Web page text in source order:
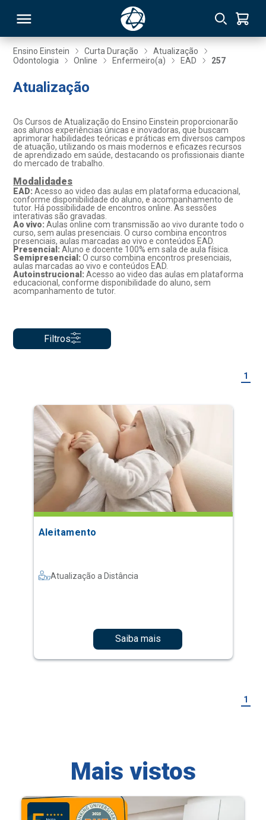
Ensino Einstein Curta Duração
Atualização
Odontologia
Online Enfermeiro(a) EAD 257
Atualização
Os Cursos de Atualização do Ensino Einstein proporcionarão
aos alunos experiências únicas e inovadoras, que buscam
aprimorar habilidades teóricas e práticas em diversos campos
de atuação, utilizando os mais modernos e eficazes recursos
de aprendizado em saúde, destacando os profissionais diante
do mercado de trabalho.
Modalidades
EAD:Acesso ao video das aulas em plataforma educacional,
conforme disponibilidade do aluno, e acompanhamento de
tutor. Há possibilidade de encontros online. As sessões
interativas são gravadas.
Ao vivo: Aulas online com transmissão ao vivo durante todo o
curso, sem aulas presenciais. O curso combina encontros
presenciais, aulas marcadas ao vivo e conteúdos EAD.
Presencial:Aluno e docente 100% em sala de aula física.
Semipresencial:O curso combina encontros presenciais,
aulas marcadas ao vivo e conteúdos EAD.
Autoinstrucional:Acesso ao video das aulas em plataforma
educacional, conforme disponibilidade do aluno, sem
acompanhamento de tutor.
Filtros
1
Aleitamento
Atualização a Distância
Saiba mais
1
Mais vistos